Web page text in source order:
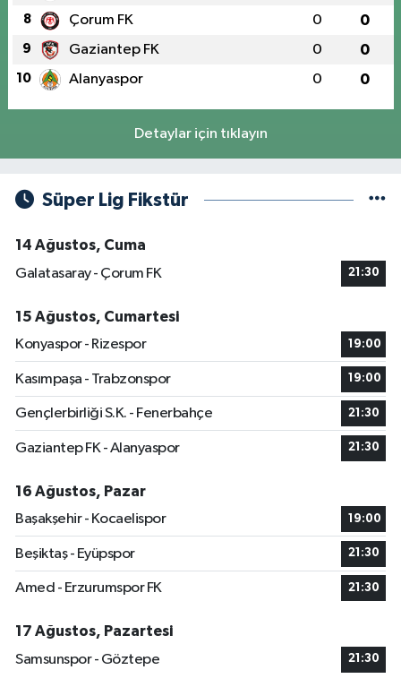
8 Çorum FK 0 0
9 Gaziantep FK 0 0
10 Alanyaspor 0 0
Detaylar için tıklayın
Süper Lig Fikstür
14 Ağustos, Cuma
Galatasaray - Çorum FK
21:30
15 Ağustos, Cumartesi
Konyaspor - Rizespor
19:00
Kasımpaşa - Trabzonspor 19:00
Gençlerbirliği S.K. - Fenerbahçe 21:30
Gaziantep FK - Alanyaspor 21:30
16 Ağustos, Pazar
Başakşehir - Kocaelispor
19:00
Beşiktaş - Eyüpspor 21:30
Amed - Erzurumspor FK 21:30
17 Ağustos, Pazartesi
Samsunspor - Göztepe
21:30